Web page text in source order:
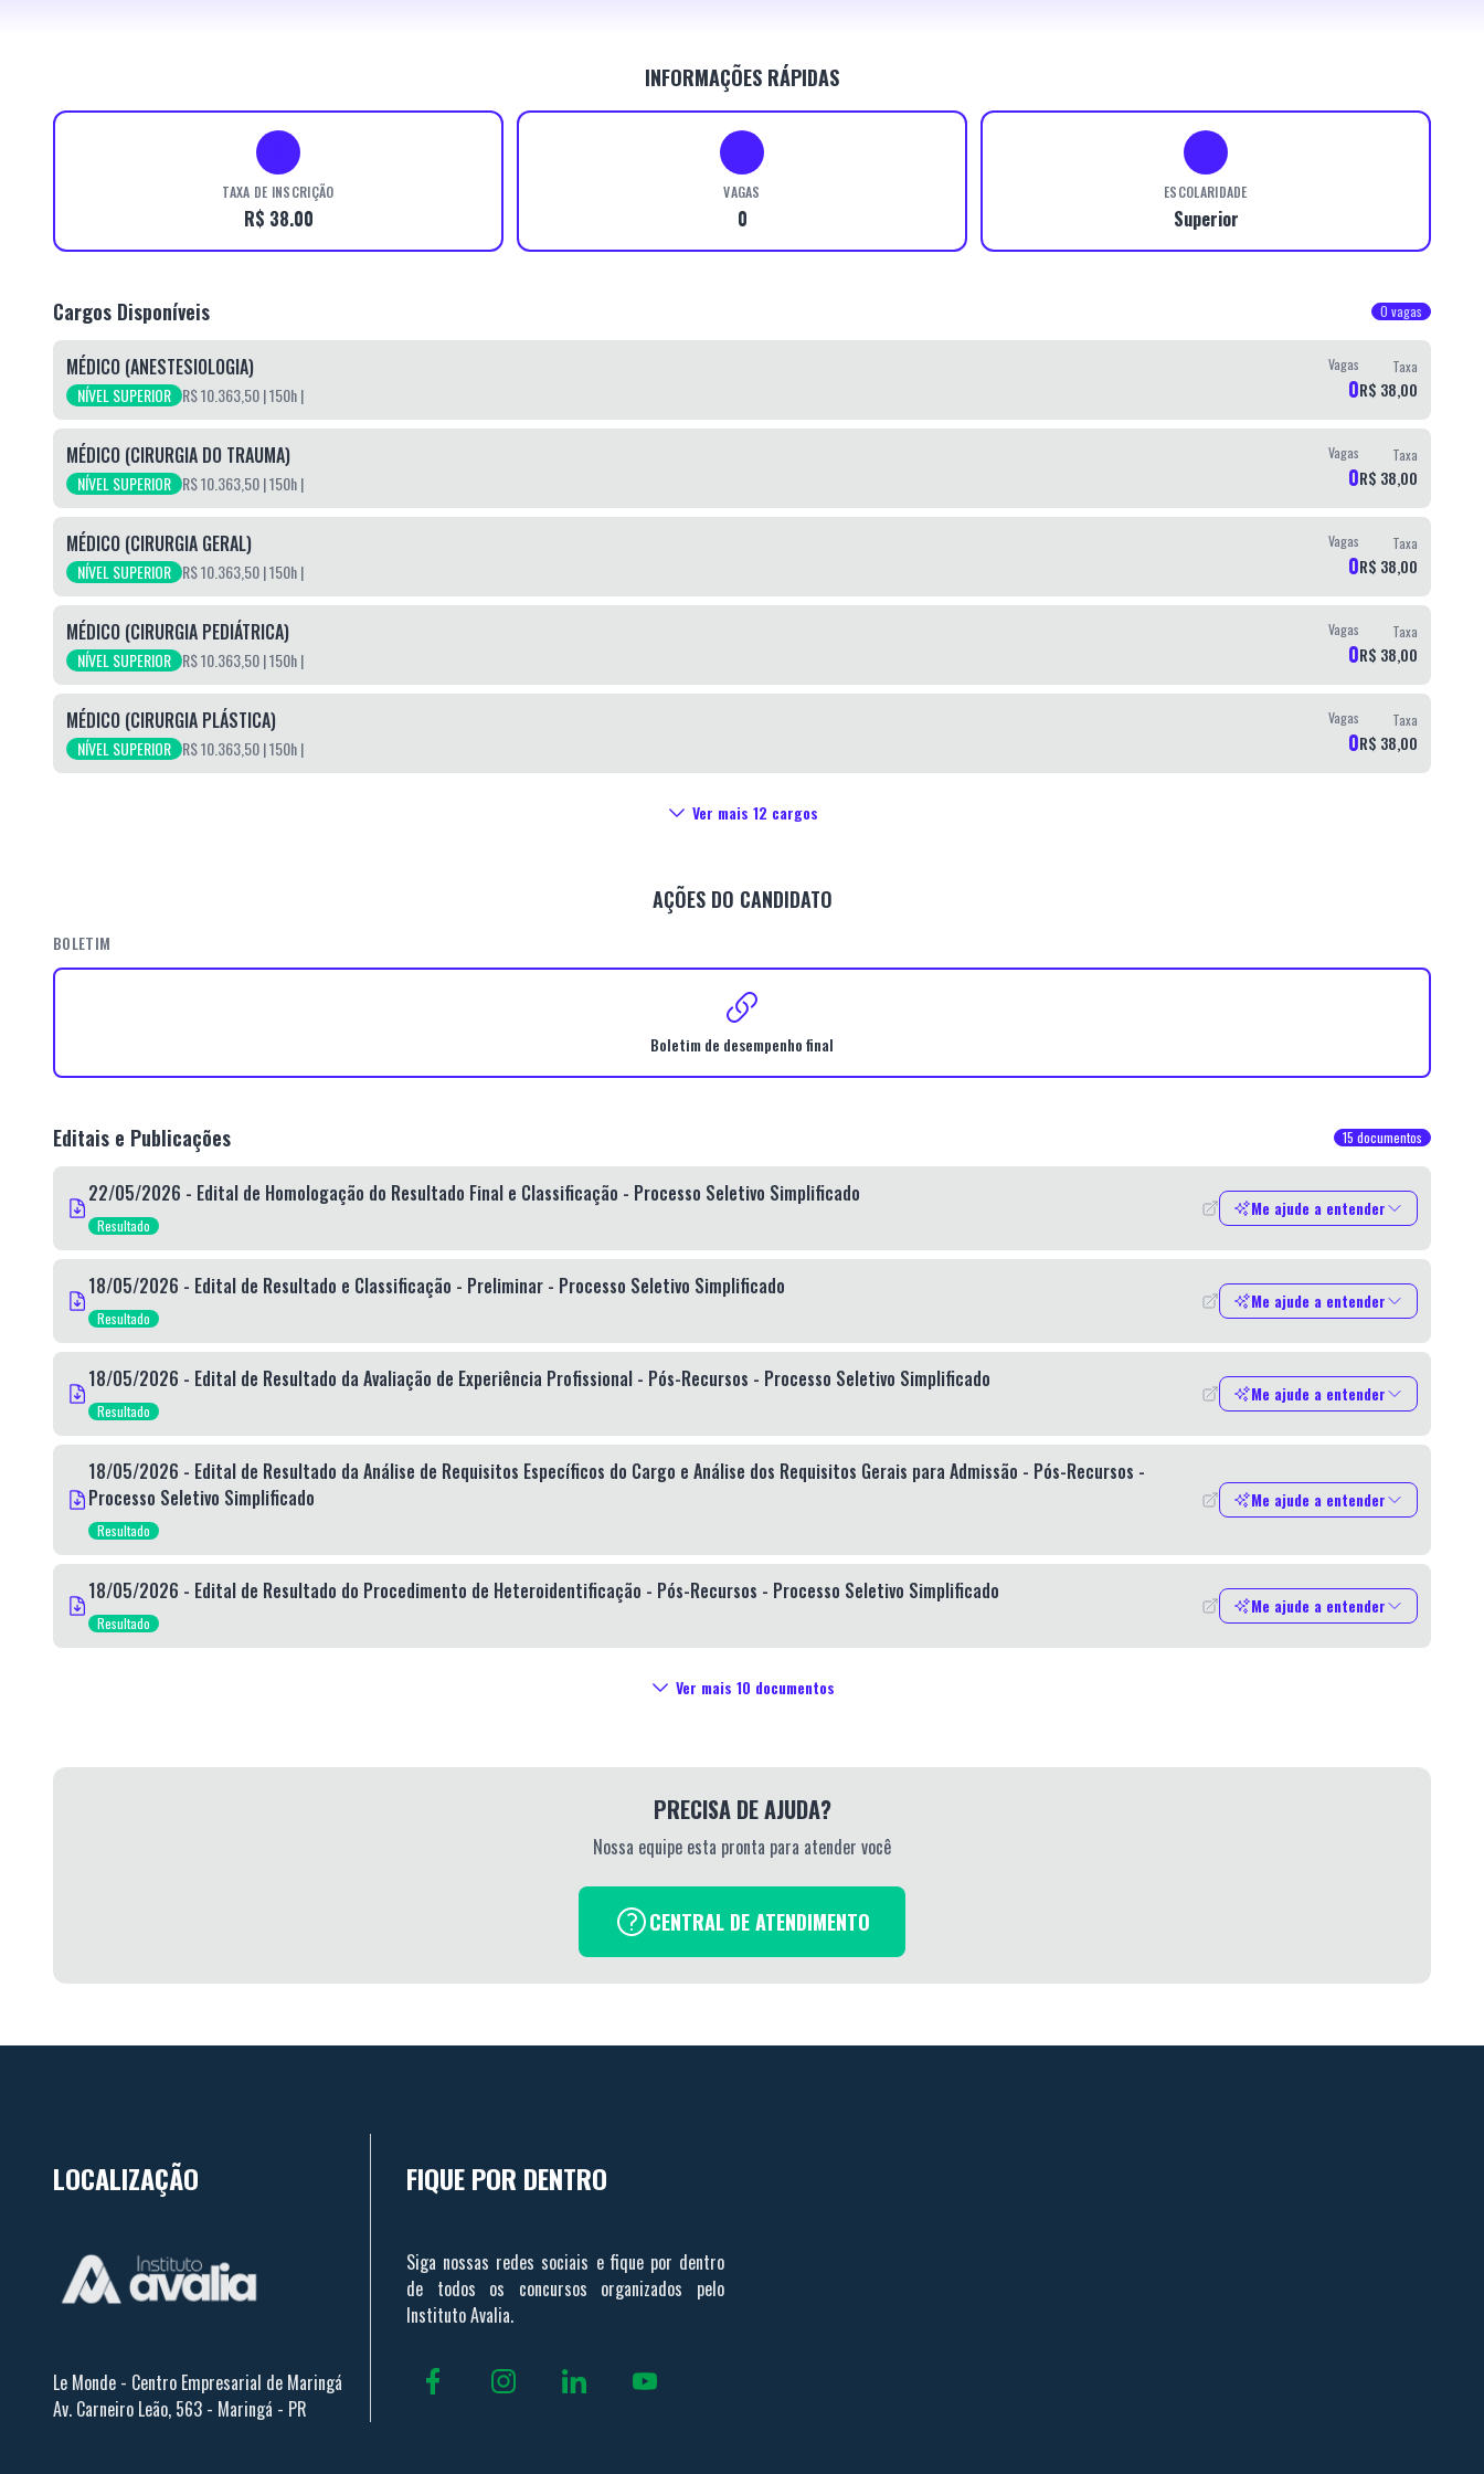
INFORMAÇÕES RÁPIDAS
TAXA DE INSCRIÇÃO
R$ 38.00
VAGAS
0
ESCOLARIDADE
Superior
Cargos Disponíveis 0 vagas
MÉDICO (ANESTESIOLOGIA)
NÍVEL SUPERIOR R$ 10.363,50| 150h|
Vagas
0
Taxa
R$ 38,00
MÉDICO (CIRURGIA DO TRAUMA)
NÍVEL SUPERIOR R$ 10.363,50| 150h|
Vagas
0
Taxa
R$ 38,00
MÉDICO (CIRURGIA GERAL)
NÍVEL SUPERIOR R$ 10.363,50| 150h|
Vagas
0
Taxa
R$ 38,00
MÉDICO (CIRURGIA PEDIÁTRICA)
NÍVEL SUPERIOR R$ 10.363,50| 150h|
Vagas
0
Taxa
R$ 38,00
MÉDICO (CIRURGIA PLÁSTICA)
NÍVEL SUPERIOR R$ 10.363,50| 150h|
Vagas
0
Taxa
R$ 38,00
Ver mais 12 cargos
AÇÕES DO CANDIDATO
BOLETIM
Boletim de desempenho final
Editais e Publicações 15 documentos
22/05/2026 - Edital de Homologação do Resultado Final e Classificação - Processo Seletivo Simplificado
Resultado
Me ajude a entender
18/05/2026 - Edital de Resultado e Classificação - Preliminar - Processo Seletivo Simplificado
Resultado
Me ajude a entender
18/05/2026 - Edital de Resultado da Avaliação de Experiência Profissional - Pós-Recursos - Processo Seletivo Simplificado
Resultado
Me ajude a entender
18/05/2026 - Edital de Resultado da Análise de Requisitos Específicos do Cargo e Análise dos Requisitos Gerais para Admissão - Pós-Recursos -
Processo Seletivo Simplificado
Resultado
Me ajude a entender
18/05/2026 - Edital de Resultado do Procedimento de Heteroidentificação - Pós-Recursos - Processo Seletivo Simplificado
Resultado
Me ajude a entender
Ver mais 10 documentos
PRECISA DE AJUDA?
Nossa equipe esta pronta para atender você
CENTRAL DE ATENDIMENTO
LOCALIZAÇÃO
Le Monde - Centro Empresarial de Maringá
Av. Carneiro Leão, 563 - Maringá - PR
FIQUE POR DENTRO
Siga nossas redes sociais e fique por dentro
de todos os concursos organizados pelo
Instituto Avalia.